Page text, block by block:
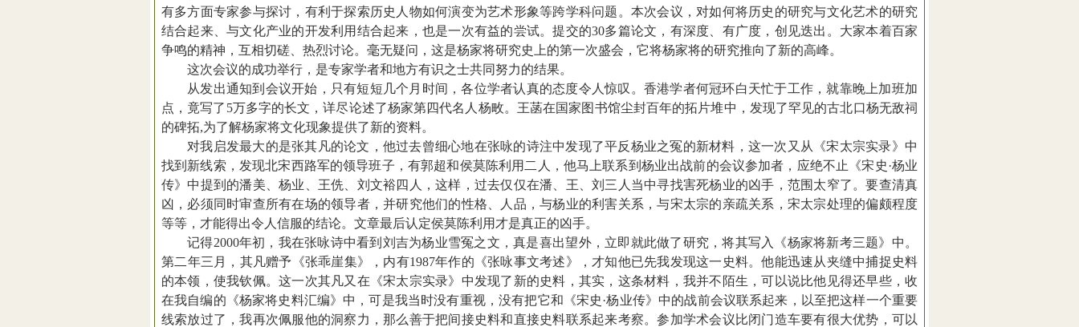
有多方面专家参与探讨，有利于探索历史人物如何演变为艺术形象等跨学科问题。本次会议，对如何将历史的研究与文化艺术的研究
结合起来、与文化产业的开发利用结合起来，也是一次有益的尝试。提交的30多篇论文，有深度、有广度，创见迭出。大家本着百家
争鸣的精神，互相切磋、热烈讨论。毫无疑问，这是杨家将研究史上的第一次盛会，它将杨家将的研究推向了新的高峰。
这次会议的成功举行，是专家学者和地方有识之士共同努力的结果。
从发出通知到会议开始，只有短短几个月时间，各位学者认真的态度令人惊叹。香港学者何冠环白天忙于工作，就靠晚上加班加
点，竟写了 5万多字的长文，详尽论述了杨家第四代名人杨畋。王菡在国家图书馆尘封百年的拓片堆中，发现了罕见的古北口杨无敌祠
的碑拓,为了解杨家将文化现象提供了新的资料。
对我启发最大的是张其凡的论文，他过去曾细心地在张咏的诗注中发现了平反杨业之冤的新材料，这一次又从《宋太宗实录》中
找到新线索，发现北宋西路军的领导班子，有郭超和侯莫陈利用二人，他马上联系到杨业出战前的会议参加者，应绝不止《宋史·杨业
传》中提到的潘美、杨业、王侁、刘文裕四人，这样，过去仅仅在潘、王、刘三人当中寻找害死杨业的凶手，范围太窄了。要查清真
凶，必须同时审查所有在场的领导者，并研究他们的性格、人品，与杨业的利害关系，与宋太宗的亲疏关系，宋太宗处理的偏颇程度
等等，才能得出令人信服的结论。文章最后认定侯莫陈利用才是真正的凶手。
记得2000年初，我在张咏诗中看到刘吉为杨业雪冤之文，真是喜出望外，立即就此做了研究，将其写入《杨家将新考三题》中。
第二年三月，其凡赠予《张乖崖集》，内有1987年作的《张咏事文考述》，才知他已先我发现这一史料。他能迅速从夹缝中捕捉史料
的本领，使我钦佩。这一次其凡又在《宋太宗实录》中发现了新的史料，其实，这条材料，我并不陌生，可以说比他见得还早些，收
在我自编的《杨家将史料汇编》中，可是我当时没有重视，没有把它和《宋史·杨业传》中的战前会议联系起来，以至把这样一个重要
线索放过了，我再次佩服他的洞察力，那么善于把间接史料和直接史料联系起来考察。参加学术会议比闭门造车要有很大优势，可以